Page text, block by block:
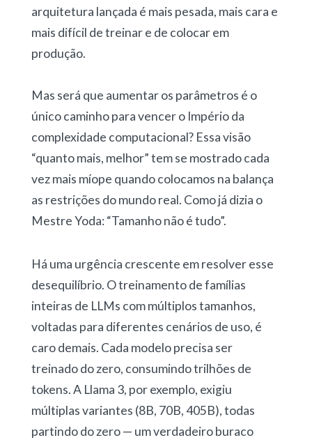
arquitetura lançada é mais pesada, mais cara e
mais difícil de treinar e de colocar em
produção.
Mas será que aumentar os parâmetros é o
único caminho para vencer o Império da
complexidade computacional? Essa visão
“quanto mais, melhor” tem se mostrado cada
vez mais míope quando colocamos na balança
as restrições do mundo real. Como já dizia o
Mestre Yoda: “Tamanho não é tudo”.
Há uma urgência crescente em resolver esse
desequilíbrio. O treinamento de famílias
inteiras de LLMs com múltiplos tamanhos,
voltadas para diferentes cenários de uso, é
caro demais. Cada modelo precisa ser
treinado do zero, consumindo trilhões de
tokens. A Llama 3, por exemplo, exigiu
múltiplas variantes (8B, 70B, 405B), todas
partindo do zero — um verdadeiro buraco